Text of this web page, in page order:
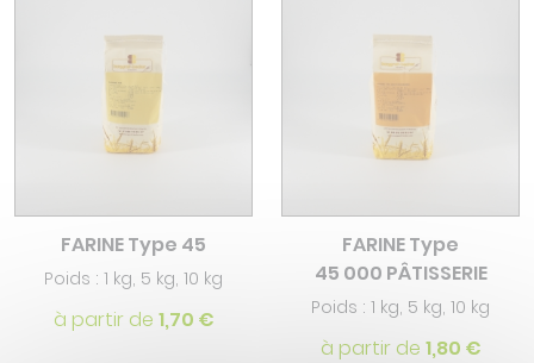
FARINE Type 45
Poids : 1 kg, 5 kg, 10 kg
à partir de 1,70 €
FARINE Type
45 000 PÂTISSERIE
Poids : 1 kg, 5 kg, 10 kg
à partir de 1,80 €